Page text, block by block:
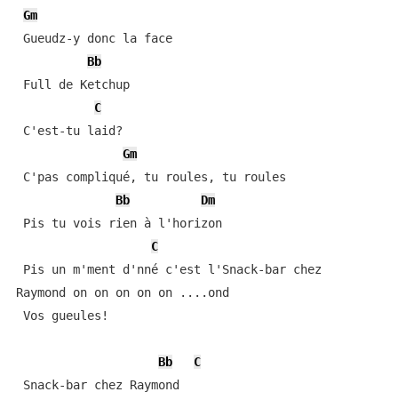
Gm
Gueudz-y donc la face
Bb
Full de Ketchup
C
C'est-tu laid?
Gm
C'pas compliqué, tu roules, tu roules
Bb
Dm
Pis tu vois rien à l'horizon
C
Pis un m'ment d'nné c'est l'Snack-bar chez
Raymond on on on on on ....ond
Vos gueules!
Bb
C
Snack-bar chez Raymond